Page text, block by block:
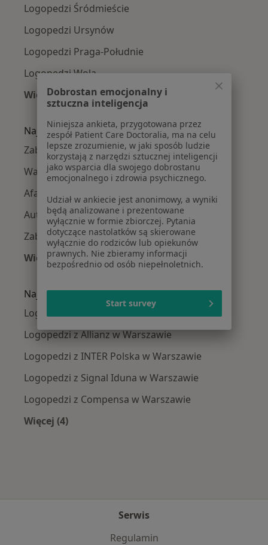
Logopedzi Śródmieście
Logopedzi Ursynów
Logopedzi Praga-Południe
Logopedzi Wola
Więcej (14)
Więcej w kategorii: Logopedzi w pobliżu
Najczęście leczone choroby
Zaburzenia mowy w Warszawie
Wady wymowy w Warszawie
Afazja w Warszawie
Autyzm w Warszawie
Zaburzenia połykania w Warszawie
Więcej (15)
Więcej w kategorii: Najczęście leczone
Najpopularniejsze ubezpieczenia
Logopedzi z Medicover w Warszawie
Logopedzi z Allianz w Warszawie
Logopedzi z INTER Polska w Warszawie
Logopedzi z Signal Iduna w Warszawie
Logopedzi z Compensa w Warszawie
Więcej (4)
Serwis
Regulamin
Dobrostan emocjonalny i
sztuczna inteligencja
Niniejsza ankieta, przygotowana przez
zespół Patient Care Doctoralia, ma na celu
lepsze zrozumienie, w jaki sposób ludzie
korzystają z narzędzi sztucznej inteligencji
jako wsparcia dla swojego dobrostanu
emocjonalnego i zdrowia psychicznego.
Udział w ankiecie jest anonimowy, a wyniki
będą analizowane i prezentowane
wyłącznie w formie zbiorczej. Pytania
dotyczące nastolatków są skierowane
wyłącznie do rodziców lub opiekunów
prawnych. Nie zbieramy informacji
bezpośrednio od osób niepełnoletnich.
Start survey